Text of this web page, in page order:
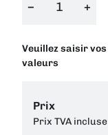
− +
Veuillez saisir vos
valeurs
Prix
Prix TVA incluse